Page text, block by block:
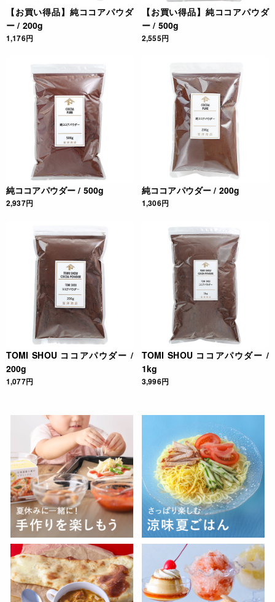
【お買い得品】純ココアパウダ
ー / 200g
1,176円
【お買い得品】純ココアパウダ
ー / 500g
2,555円
純ココアパウダー / 500g
2,937円
純ココアパウダー / 200g
1,306円
TOMI SHOU ココアパウダー /
200g
1,077円
TOMI SHOU ココアパウダー /
1kg
3,996円